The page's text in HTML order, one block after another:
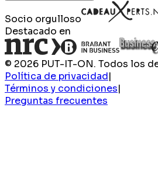
Socio orgulloso
Destacado en
© 2026 PUT-IT-ON. Todos los
Política de privacidad|
Términos y condiciones|
Preguntas frecuentes